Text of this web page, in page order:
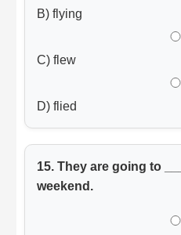
B) flying
C) flew
D) flied
15. They are going to
weekend.